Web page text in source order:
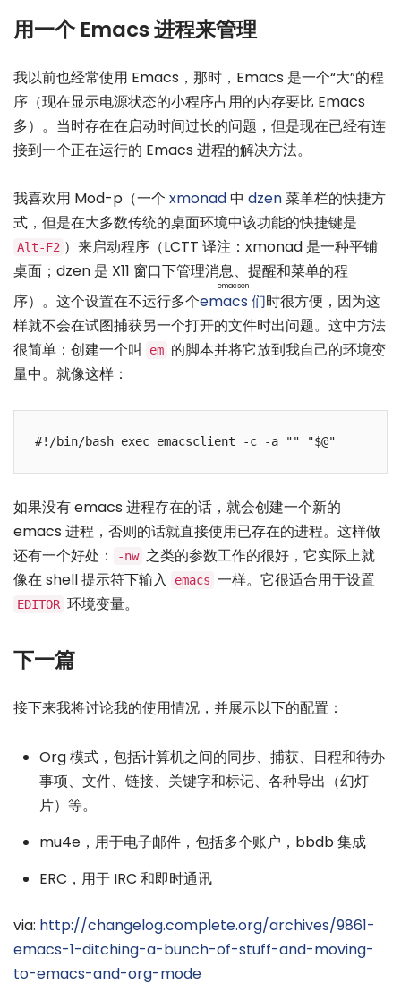
用一个 Emacs 进程来管理
我以前也经常使用 Emacs，那时，Emacs 是一个“大”的程
序（现在显示电源状态的小程序占用的内存要比 Emacs
多）。当时存在在启动时间过长的问题，但是现在已经有连
接到一个正在运行的 Emacs 进程的解决方法。
我喜欢用 Mod-p（一个 xmonad中 dzen菜单栏的快捷方
式，但是在大多数传统的桌面环境中该功能的快捷键是
Alt-F2 ）来启动程序（LCTT 译注：xmonad 是一种平铺
桌面；dzen 是 X11 窗口下管理消息、提醒和菜单的程
序）。这个设置在不运行多个emacs 们
emacsen
时很方便，因为这
样就不会在试图捕获另一个打开的文件时出问题。这中方法
很简单：创建一个叫
em 的脚本并将它放到我自己的环境变
量中。就像这样：
#!/bin/bash exec emacsclient -c -a "" "$@"
如果没有 emacs 进程存在的话，就会创建一个新的
emacs 进程，否则的话就直接使用已存在的进程。这样做
还有一个好处：
-nw 之类的参数工作的很好，它实际上就
像在 shell 提示符下输入
emacs 一样。它很适合用于设置
EDITOR 环境变量。
下一篇
接下来我将讨论我的使用情况，并展示以下的配置：
Org 模式，包括计算机之间的同步、捕获、日程和待办
事项、文件、链接、关键字和标记、各种导出（幻灯
片）等。
mu4e，用于电子邮件，包括多个账户，bbdb 集成
ERC，用于 IRC 和即时通讯
via: http://changelog.complete.org/archives/9861-
emacs-1-ditching-a-bunch-of-stuff-and-moving-
to-emacs-and-org-mode